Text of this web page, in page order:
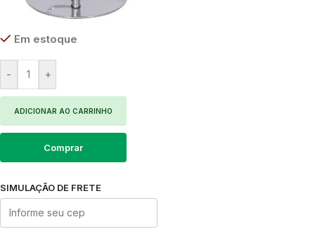
Em estoque
- +
ADICIONAR AO CARRINHO
Comprar
SIMULAÇÃO DE FRETE